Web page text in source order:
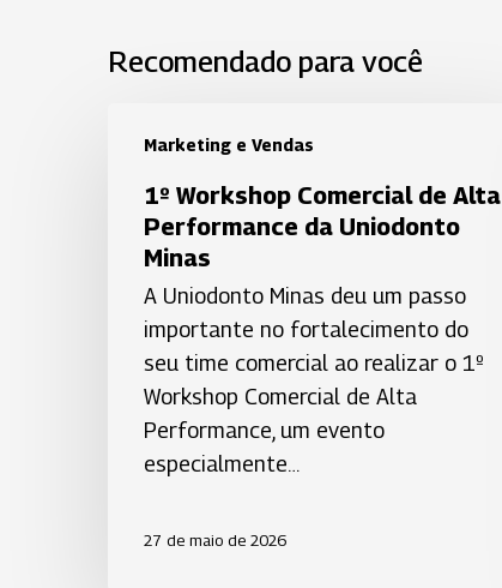
Recomendado para você
Marketing e Vendas
Workshop
Comercial
Alta
Performance
Uniodonto
Minas
1º Workshop Comercial de Alta
Performance da Uniodonto
Minas
A Uniodonto Minas deu um passo
importante no fortalecimento do
seu time comercial ao realizar o 1º
Workshop Comercial de Alta
Performance, um evento
especialmente…
27 de maio de 2026